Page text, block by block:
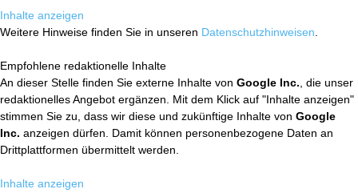
Inhalte anzeigen
Weitere Hinweise finden Sie in unseren Datenschutzhinweisen
Empfohlene redaktionelle Inhalte
An dieser Stelle finden Sie externe Inhalte von Google Inc. , die unser
redaktionelles Angebot ergänzen. Mit dem Klick auf "Inhalte anzeigen"
stimmen Sie zu, dass wir diese und zukünftige Inhalte von Google
Inc. anzeigen dürfen. Damit können personenbezogene Daten an
Drittplattformen übermittelt werden.
Inhalte anzeigen